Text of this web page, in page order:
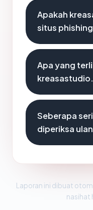
Apakah
situs
Apa yang
Seberapa
diperiksa
Laporan ini dibuat
nasihat